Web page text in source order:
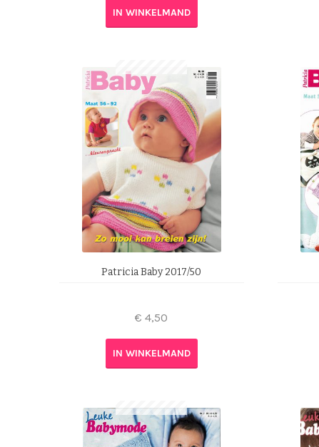
IN WINKELMAND
Patricia Baby 2017/50
€ 4,50
IN WINKELMAND